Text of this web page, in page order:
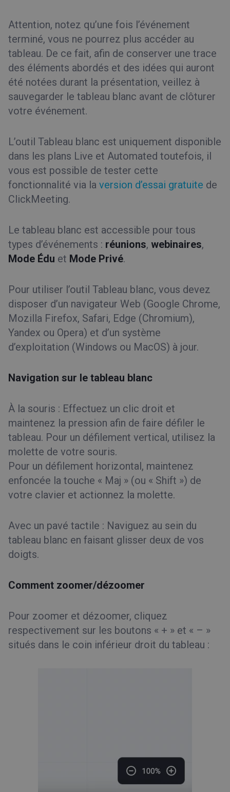
Attention, notez qu’une fois l’événement
terminé, vous ne pourrez plus accéder au
tableau. De ce fait, afin de conserver une trace
des éléments abordés et des idées qui auront
été notées durant la présentation, veillez à
sauvegarder le tableau blanc avant de clôturer
votre événement.
L’outil Tableau blanc est uniquement disponible
dans les plans Live et Automated toutefois, il
vous est possible de tester cette
fonctionnalité via la version d’essai gratuite de
ClickMeeting.
Le tableau blanc est accessible pour tous
types d’événements : réunions, webinaires,
Mode Édu et Mode Privé.
Pour utiliser l’outil Tableau blanc, vous devez
disposer d’un navigateur Web (Google Chrome,
Mozilla Firefox, Safari, Edge (Chromium),
Yandex ou Opera) et d’un système
d’exploitation (Windows ou MacOS) à jour.
Navigation sur le tableau blanc
À la souris : Effectuez un clic droit et
maintenez la pression afin de faire défiler le
tableau. Pour un défilement vertical, utilisez la
molette de votre souris.
Pour un défilement horizontal, maintenez
enfoncée la touche « Maj » (ou « Shift ») de
votre clavier et actionnez la molette.
Avec un pavé tactile : Naviguez au sein du
tableau blanc en faisant glisser deux de vos
doigts.
Comment zoomer/dézoomer
Pour zoomer et dézoomer, cliquez
respectivement sur les boutons « + » et « – »
situés dans le coin inférieur droit du tableau :